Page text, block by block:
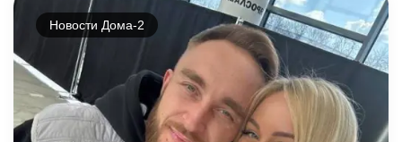
Новости Дома-2